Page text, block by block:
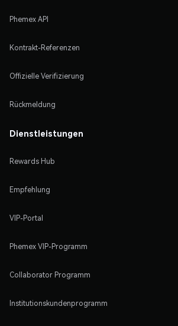
Phemex API
Kontrakt-Referenzen
Offizielle Verifizierung
Rückmeldung
Dienstleistungen
Rewards Hub
Empfehlung
VIP-Portal
Phemex VIP-Programm
Collaborator Programm
Institutionskundenprogramm